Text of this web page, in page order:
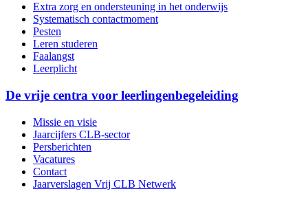
Extra zorg en ondersteuning in het onderwijs
Systematisch contactmoment
Pesten
Leren studeren
Faalangst
Leerplicht
De vrije centra voor leerlingenbegeleiding
Missie en visie
Jaarcijfers CLB-sector
Persberichten
Vacatures
Contact
Jaarverslagen Vrij CLB Netwerk